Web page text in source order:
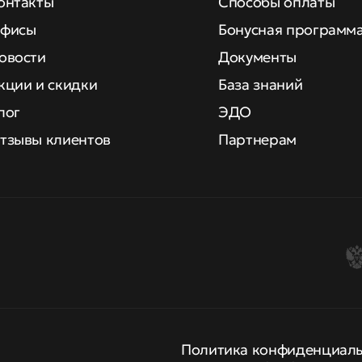
и скидки
клиентов
Бонусная
Документы
База знаний
ЭДО
Партнерам
Политика